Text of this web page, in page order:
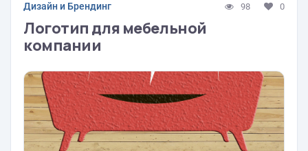
Дизайн и Брендинг 98 0
Логотип для мебельной
компании